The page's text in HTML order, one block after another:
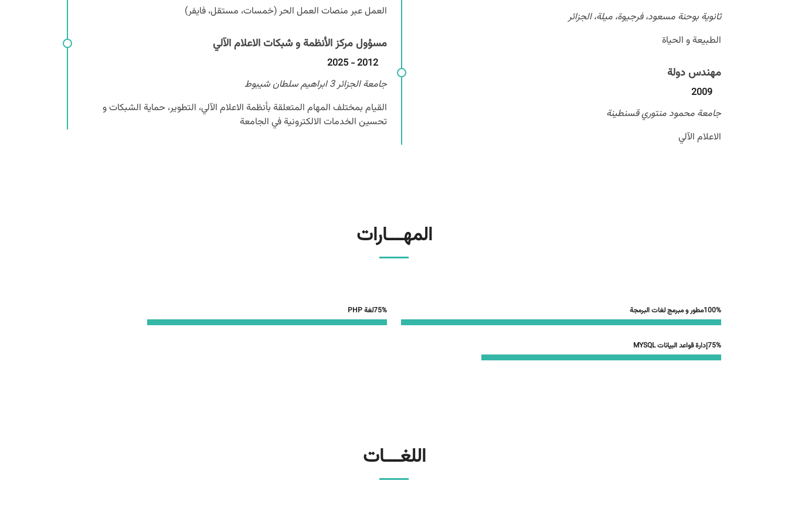
ثانوية بوحنة مسعود، فرجيوة، ميلة، الجزائر
الطبيعة و الحياة
مهندس دولة
2009
جامعة محمود منتوري قسنطينة
الاعلام الآلي
العمل عبر منصات العمل الحر (خمسات، مستقل، فايفر)
مسؤول مركز الأنظمة و شبكات الاعلام الآلي
2012 - 2025
جامعة الجزائر 3 ابراهيم سلطان شيبوط
القيام بمختلف المهام المتعلقة بأنظمة الاعلام الآلي، التطوير، حماية الشبكات و
تحسين الخدمات الالكترونية في الجامعة
المهـــارات
مطور و مبرمج لغات البرمجة100% لغة PHP75%
إدارة قواعد البيانات MYSQL75%
اللغـــات